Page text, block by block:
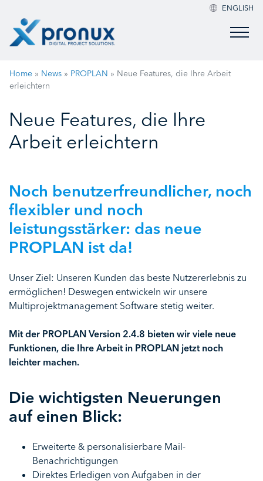
ENGLISH
Home » News » PROPLAN » Neue Features, die Ihre Arbeit
erleichtern
Neue Features, die Ihre
Arbeit erleichtern
Noch benutzerfreundlicher, noch
flexibler und noch
leistungsstärker: das neue
PROPLAN ist da!
Unser Ziel: Unseren Kunden das beste Nutzererlebnis zu
ermöglichen! Deswegen entwickeln wir unsere
Multiprojektmanagement Software stetig weiter.
Mit der PROPLAN Version 2.4.8 bieten wir viele neue
Funktionen, die Ihre Arbeit in PROPLAN jetzt noch
leichter machen.
Die wichtigsten Neuerungen
auf einen Blick:
Erweiterte & personalisierbare Mail-
Benachrichtigungen
Direktes Erledigen von Aufgaben in der